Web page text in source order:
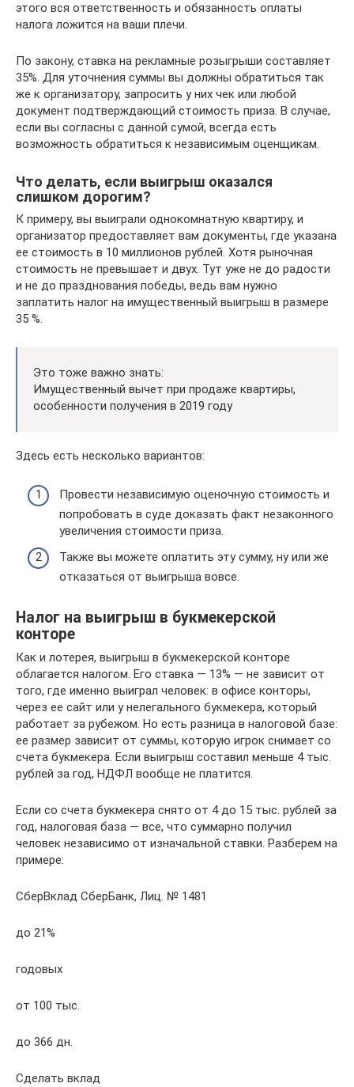
этого вся ответственность и обязанность оплаты
налога ложится на ваши плечи.
По закону, ставка на рекламные розыгрыши составляет
35%. Для уточнения суммы вы должны обратиться так
же к организатору, запросить у них чек или любой
документ подтверждающий стоимость приза. В случае,
если вы согласны с данной сумой, всегда есть
возможность обратиться к независимым оценщикам.
Что делать, если выигрыш оказался
слишком дорогим?
К примеру, вы выиграли однокомнатную квартиру, и
организатор предоставляет вам документы, где указана
ее стоимость в 10 миллионов рублей. Хотя рыночная
стоимость не превышает и двух. Тут уже не до радости
и не до празднования победы, ведь вам нужно
заплатить налог на имущественный выигрыш в размере
35 %.
Это тоже важно знать:
Имущественный вычет при продаже квартиры,
особенности получения в 2019 году
Здесь есть несколько вариантов:
Провести независимую оценочную стоимость и
попробовать в суде доказать факт незаконного
увеличения стоимости приза.
Также вы можете оплатить эту сумму, ну или же
отказаться от выигрыша вовсе.
Налог на выигрыш в букмекерской
конторе
Как и лотерея, выигрыш в букмекерской конторе
облагается налогом. Его ставка — 13% — не зависит от
того, где именно выиграл человек: в офисе конторы,
через ее сайт или у нелегального букмекера, который
работает за рубежом. Но есть разница в налоговой базе:
ее размер зависит от суммы, которую игрок снимает со
счета букмекера. Если выигрыш составил меньше 4 тыс.
рублей за год, НДФЛ вообще не платится.
Если со счета букмекера снято от 4 до 15 тыс. рублей за
год, налоговая база — все, что суммарно получил
человек независимо от изначальной ставки. Разберем на
примере:
СберВклад СберБанк, Лиц. № 1481
до 21%
годовых
от 100 тыс.
до 366 дн.
Сделать вклад